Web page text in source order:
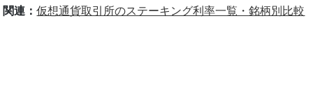
関連：仮想通貨取引所のステーキング利率一覧・銘柄別比較